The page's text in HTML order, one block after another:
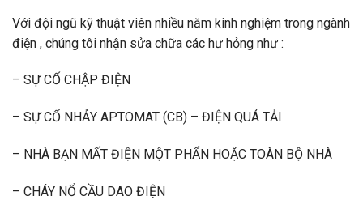
Với đội ngũ kỹ thuật viên nhiều năm kinh nghiệm trong ngành
điện , chúng tôi nhận sửa chữa các hư hỏng như :
– SỰ CỐ CHẬP ĐIỆN
– SỰ CỐ NHẢY APTOMAT (CB) – ĐIỆN QUÁ TẢI
– NHÀ BẠN MẤT ĐIỆN MỘT PHẨN HOẶC TOÀN BỘ NHÀ
– CHÁY NỔ CẦU DAO ĐIỆN